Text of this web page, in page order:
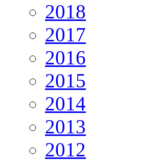
2018
2017
2016
2015
2014
2013
2012